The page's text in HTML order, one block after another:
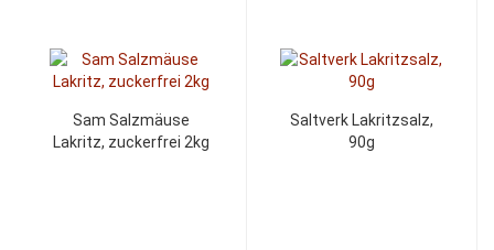
Sam Salzmäuse
Lakritz, zuckerfrei 2kg
Saltverk Lakritzsalz,
90g